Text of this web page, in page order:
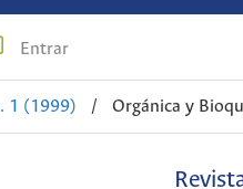
Entrar
1 (1999) / Orgánica y